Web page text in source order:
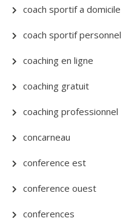
coach sportif a domicile
coach sportif personnel
coaching en ligne
coaching gratuit
coaching professionnel
concarneau
conference est
conference ouest
conferences